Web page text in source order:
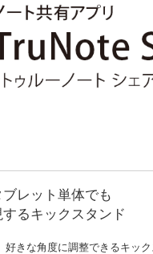
レット単体でも
るキックスタンド
きな角度に調整できるキック